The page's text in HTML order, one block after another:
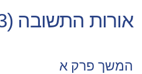
אורות התשובה (3)
המשך פרק א